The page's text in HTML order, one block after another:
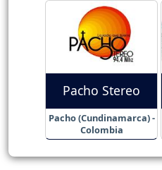
Pacho Stereo
Pacho (Cundinamarca) -
Colombia